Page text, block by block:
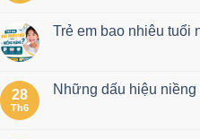
Trẻ em bao nhiêu tuổi
28
Th6
Những dấu hiệu niềng